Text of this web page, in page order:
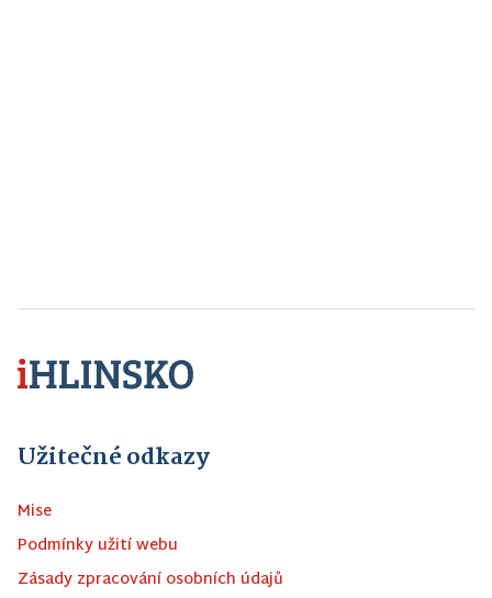
Užitečné odkazy
Mise
Podmínky užití webu
Zásady zpracování osobních údajů